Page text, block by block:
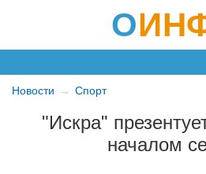
О
Новости Спорт
"Искра"
началом